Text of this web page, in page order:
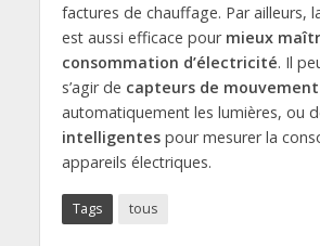
factures de chauffage. Par ailleurs,
est aussi efficace pour mieux
consommation d’électricité. Il
s’agir de capteurs de mouvement
automatiquement les lumières, ou
intelligentespour mesurer la
appareils électriques.
Tags tous